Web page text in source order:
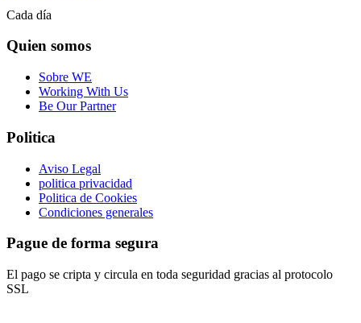
Cada día
Quien somos
Sobre WE
Working With Us
Be Our Partner
Politica
Aviso Legal
politica privacidad
Politica de Cookies
Condiciones generales
Pague de forma segura
El pago se cripta y circula en toda seguridad gracias al protocolo
SSL